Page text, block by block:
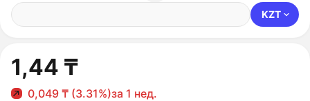
KZT
1,44 ₸
0,049 ₸ (3.31%)за 1 нед.